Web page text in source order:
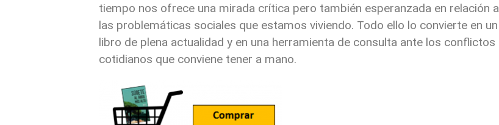
tiempo nos ofrece una mirada crítica pero también esperanzada en relación a
las problemáticas sociales que estamos viviendo. Todo ello lo convierte en un
libro de plena actualidad y en una herramienta de consulta ante los conflictos
cotidianos que conviene tener a mano.